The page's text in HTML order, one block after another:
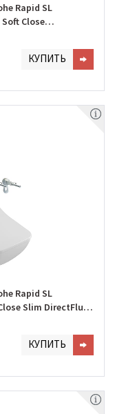
Rapid SL
Close
КУПИТЬ
Rapid SL
Slim DirectFlush
КУПИТЬ